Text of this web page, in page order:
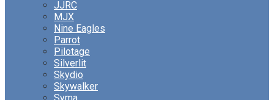
JJRC
MJX
Nine Eagles
Parrot
Pilotage
Silverlit
Skydio
Skywalker